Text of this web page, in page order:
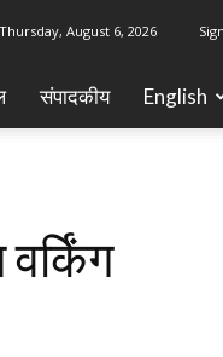
Thursday, August 6, 2026
‎संपादकीय English